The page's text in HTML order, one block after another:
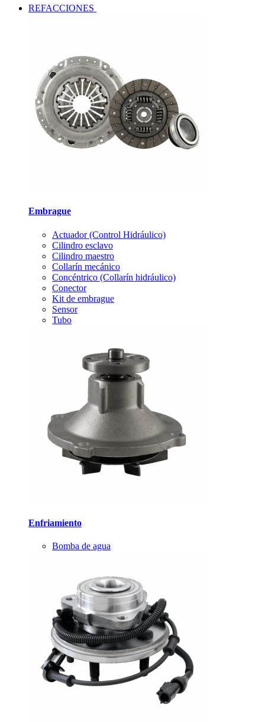
REFACCIONES
Embrague
Actuador (Control Hidráulico)
Cilindro esclavo
Cilindro maestro
Collarín mecánico
Concéntrico (Collarín hidráulico)
Conector
Kit de embrague
Sensor
Tubo
Enfriamiento
Bomba de agua